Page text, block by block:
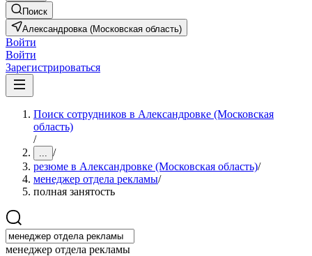
Поиск
Александровка (Московская область)
Войти
Войти
Зарегистрироваться
Поиск сотрудников в Александровке (Московская
область)
/
... /
резюме в Александровке (Московская область)/
менеджер отдела рекламы/
полная занятость
менеджер отдела рекламы